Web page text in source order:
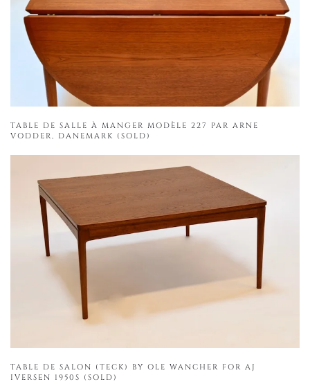
TABLE DE SALLE À MANGER MODÈLE 227 PAR ARNE
VODDER, DANEMARK (SOLD)
TABLE DE SALON (TECK) BY OLE WANCHER FOR AJ
IVERSEN 1950S (SOLD)